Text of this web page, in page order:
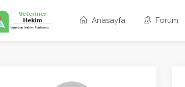
Anasayfa Forum